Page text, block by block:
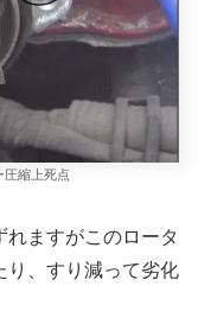
圧縮上死点
ますがこのロータ
り、すり減って劣化